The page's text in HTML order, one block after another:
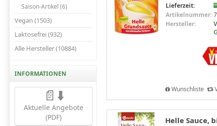
Saison-Artikel (6)
Vegan (1503)
Laktosefrei (932)
Alle Hersteller (10884)
INFORMATIONEN
📄⬇️
Aktuelle Angebote
(PDF)
Lieferzeit:
Artikelnummer:
Hersteller:
Wunschliste
Helle Sauce,